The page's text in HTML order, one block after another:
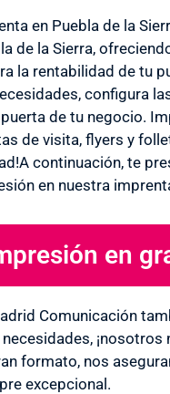
en
la
EN
en Puebla de la
de la Sierra,
la rentabilidad de tu
configura
de tu negocio.
de visita, flyers y
continuación, te
en nuestra
en
Comunicación
formato, nos
excepcional.